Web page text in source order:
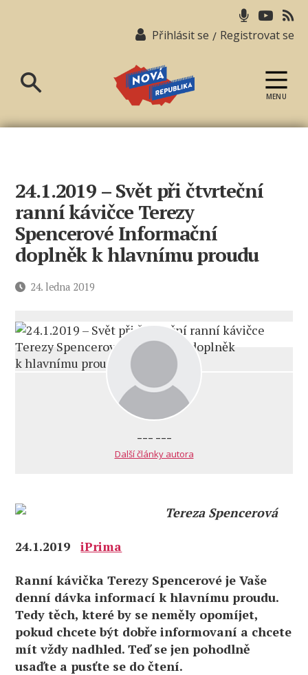
Přihlásit se / Registrovat se
republika
MENU
24.1.2019 – Svět při čtvrteční
ranní kávičce Terezy
Spencerové Informační
doplněk k hlavnímu proudu
Datum24. ledna 2019
--- ---
Další články autora
Tereza Spencerová
24.1.2019iPrima
Ranní kávička Terezy Spencerové je Vaše
denní dávka informací k hlavnímu proudu.
Tedy těch, které by se neměly opomíjet,
pokud chcete být dobře informovaní a chcete
mít vždy nadhled. Teď se jen pohodlně
usaďte a pusťte se do čtení.